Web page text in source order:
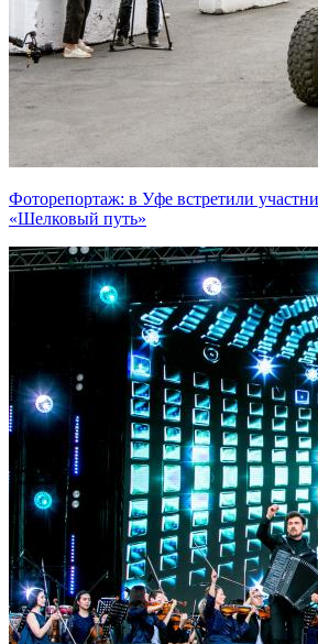
Фоторепортаж: в Уфе встретили
«Шелковый путь»